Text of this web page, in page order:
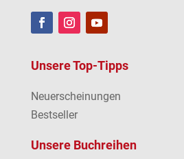
Unsere Top-Tipps
Neuerscheinungen
Bestseller
Unsere Buchreihen